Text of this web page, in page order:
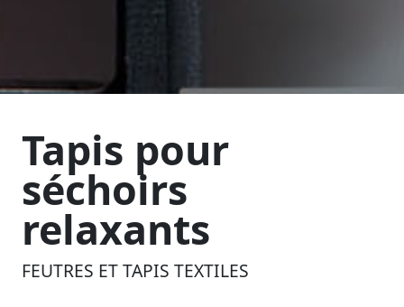
Tapis pour
séchoirs
relaxants
FEUTRES ET TAPIS TEXTILES